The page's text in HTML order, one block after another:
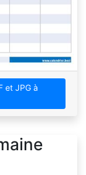
et JPG à